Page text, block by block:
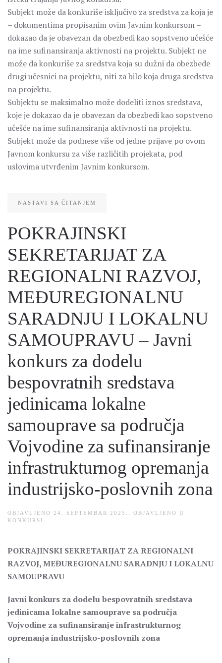
Subjekt može da konkuriše isključivo za sredstva za koja je
– dokumentima propisanim ovim Javnim konkursom –
dokazao da je obavezan da obezbedi kao sopstveno učešće
na ime sufinansiranja aktivnosti na projektu. Subjekt ne
može da konkuriše za sredstva koja su dužni da obezbede
drugi učesnici na projektu, niti za bilo koja druga sredstva
na projektu.
Subjektu se maksimalno može dodeliti iznos sredstava,
koje je dokazao da je obavezan da obezbedi kao sopstveno
učešće na ime sufinansiranja aktivnosti na projektu.
Subjekt može da podnese više od jedne prijave po ovom
Javnom konkursu za više različitih projekata, pod
uslovima utvrđenim Javnim konkursom.
NASTAVI SA ČITANJEM
POKRAJINSKI
SEKRETARIJAT ZA
REGIONALNI RAZVOJ,
MEĐUREGIONALNU
SARADNJU I LOKALNU
SAMOUPRAVU – Javni
konkurs za dodelu
bespovratnih sredstava
jedinicama lokalne
samouprave sa područja
Vojvodine za sufinansiranje
infrastrukturnog opremanja
industrijsko-poslovnih zona
OBJAVLJENO 24. SEPTEMBAR 2025.
. OBJAVLJENO U
KONKURSI
POKRAJINSKI SEKRETARIJAT ZA REGIONALNI
RAZVOJ, MEĐUREGIONALNU SARADNJU I LOKALNU
SAMOUPRAVU
Javni konkurs za dodelu bespovratnih sredstava
jedinicama lokalne samouprave sa područja
Vojvodine za sufinansiranje infrastrukturnog
opremanja industrijsko-poslovnih zona
I